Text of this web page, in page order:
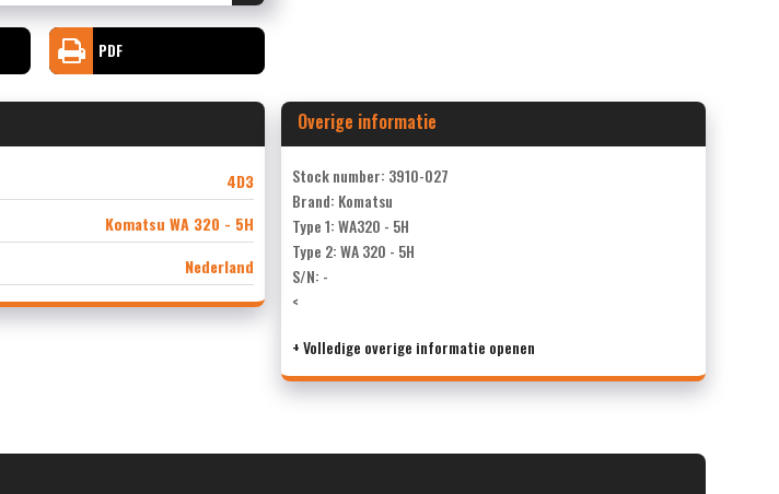
PDF
4D3
Komatsu WA 320 - 5H
Nederland
Overige informatie
Stock number: 3910-027
Brand: Komatsu
Type 1: WA320 - 5H
Type 2: WA 320 - 5H
S/N: -
<
+ Volledige overige informatie openen